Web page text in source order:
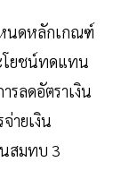
หนดหลักเกณฑ์
โยชน์ทดแทน
รลดอัตราเงิน
ายเงิน
สมทบ 3